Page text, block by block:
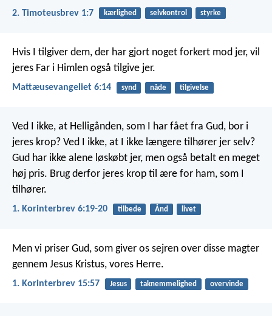
2. Timoteusbrev 1:7 kærlighed selvkontrol styrke
Hvis I tilgiver dem, der har gjort noget forkert mod jer, vil
jeres Far i Himlen også tilgive jer.
Mattæusevangeliet 6:14 synd nåde tilgivelse
Ved I ikke, at Helligånden, som I har fået fra Gud, bor i
jeres krop? Ved I ikke, at I ikke længere tilhører jer selv?
Gud har ikke alene løskøbt jer, men også betalt en meget
høj pris. Brug derfor jeres krop til ære for ham, som I
tilhører.
1. Korinterbrev 6:19-20 tilbede Ånd livet
Men vi priser Gud, som giver os sejren over disse magter
gennem Jesus Kristus, vores Herre.
1. Korinterbrev 15:57 Jesus taknemmelighed overvinde